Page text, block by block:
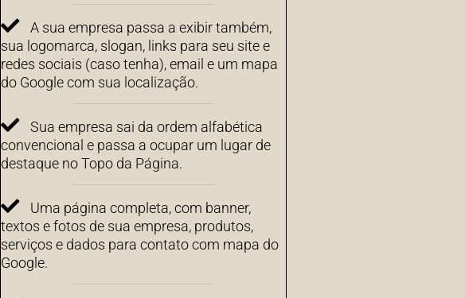
A sua empresa passa a exibir também,
sua logomarca, slogan, links para seu site e
redes sociais (caso tenha), email e um mapa
do Google com sua localização.
Sua empresa sai da ordem alfabética
convencional e passa a ocupar um lugar de
destaque no Topo da Página.
Uma página completa, com banner,
textos e fotos de sua empresa, produtos,
serviços e dados para contato com mapa do
Google.